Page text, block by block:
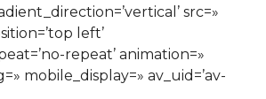
src=»
left’
repeat’ animation=»
mobile_display=» av_uid=’av-